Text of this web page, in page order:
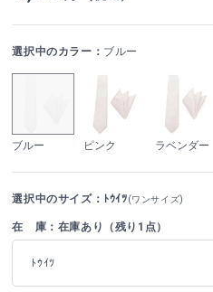
選択中のカラー： ブルー
ブルー ピンク ラベンダー
選択中のサイズ：ﾄｳｲﾂ(ワンサイズ)
在 庫：在庫あり（残り1点）
ﾄｳｲﾂ